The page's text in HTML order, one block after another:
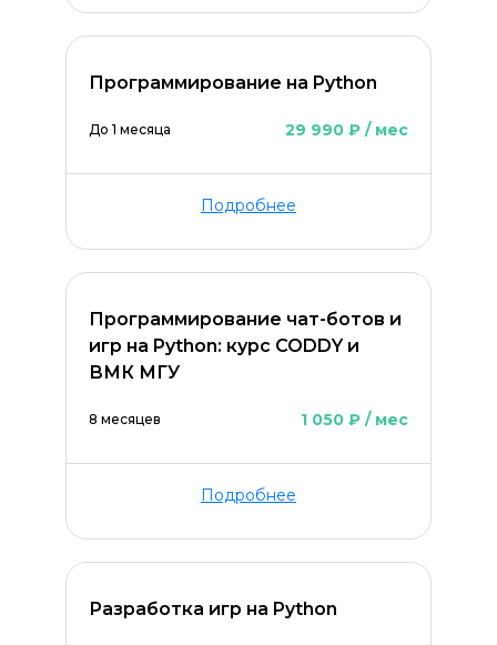
Программирование на Python
До 1 месяца 29 990 ₽ / мес
Подробнее
Программирование чат-ботов и
игр на Python: курс CODDY и
ВМК МГУ
8 месяцев 1 050 ₽ / мес
Подробнее
Разработка игр на Python